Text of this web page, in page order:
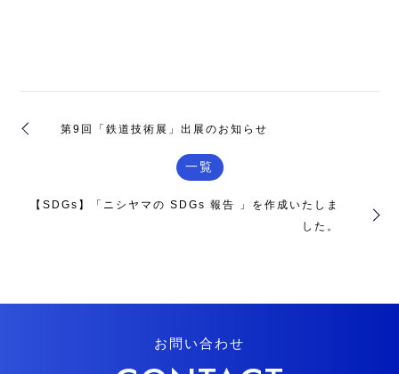
第9回「鉄道技術展」出展のお知らせ
一覧
【SDGs】「ニシヤマの SDGs 報告 」を作成いたしま
した。
お問い合わせ